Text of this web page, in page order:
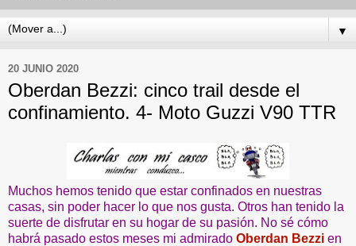
▼
20 JUNIO 2020
Oberdan Bezzi: cinco trail desde el
confinamiento. 4- Moto Guzzi V90 TTR
Muchos hemos tenido que estar confinados en nuestras
casas, sin poder hacer lo que nos gusta. Otros han tenido la
suerte de disfrutar en su hogar de su pasión. No sé cómo
habrá pasado estos meses mi admirado Oberdan Bezzi en